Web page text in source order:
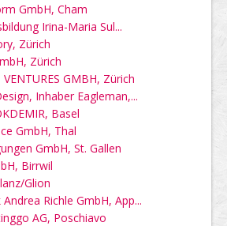
GmbH, Cham
Irina-Maria Sul...
Zürich
Zürich
VENTURES GMBH, Zürich
Inhaber Eagleman,...
Basel
GmbH, Thal
GmbH, St. Gallen
Birrwil
Glion
Richle GmbH, App...
AG, Poschiavo